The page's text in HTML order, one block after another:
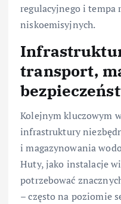
regulacyjnego i
niskoemisyjnych.
transport,
Kolejnym kluczowym
infrastruktury
i magazynowania
Huty, jako instalacje
potrzebować
– często na poziomie